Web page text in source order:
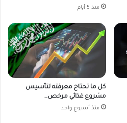
منذ 5 أيام
كل ما تحتاج معرفته لتأسيس
مشروع غذائي مرخص…
منذ أسبوع واحد